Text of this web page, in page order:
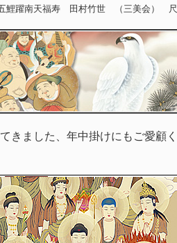
鯉躍南天福寿 田村竹世 （三美会） 尺
きました、年中掛けにもご愛顧く